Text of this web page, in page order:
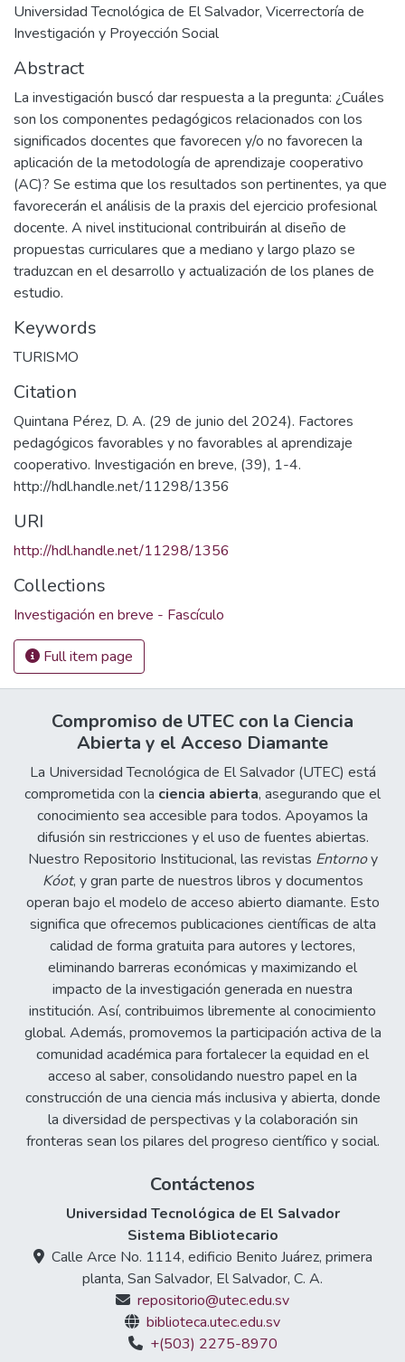
Universidad Tecnológica de El Salvador, Vicerrectoría de
Investigación y Proyección Social
Abstract
La investigación buscó dar respuesta a la pregunta: ¿Cuáles
son los componentes pedagógicos relacionados con los
significados docentes que favorecen y/o no favorecen la
aplicación de la metodología de aprendizaje cooperativo
(AC)? Se estima que los resultados son pertinentes, ya que
favorecerán el análisis de la praxis del ejercicio profesional
docente. A nivel institucional contribuirán al diseño de
propuestas curriculares que a mediano y largo plazo se
traduzcan en el desarrollo y actualización de los planes de
estudio.
Keywords
TURISMO
Citation
Quintana Pérez, D. A. (29 de junio del 2024). Factores
pedagógicos favorables y no favorables al aprendizaje
cooperativo. Investigación en breve, (39), 1-4.
http://hdl.handle.net/11298/1356
URI
http://hdl.handle.net/11298/1356
Collections
Investigación en breve - Fascículo
Full item page
Compromiso de UTEC con la Ciencia
Abierta y el Acceso Diamante
La Universidad Tecnológica de El Salvador (UTEC) está
comprometida con la ciencia abierta, asegurando que el
conocimiento sea accesible para todos. Apoyamos la
difusión sin restricciones y el uso de fuentes abiertas.
Nuestro Repositorio Institucional, las revistas Entornoy
Kóot, y gran parte de nuestros libros y documentos
operan bajo el modelo de acceso abierto diamante. Esto
significa que ofrecemos publicaciones científicas de alta
calidad de forma gratuita para autores y lectores,
eliminando barreras económicas y maximizando el
impacto de la investigación generada en nuestra
institución. Así, contribuimos libremente al conocimiento
global. Además, promovemos la participación activa de la
comunidad académica para fortalecer la equidad en el
acceso al saber, consolidando nuestro papel en la
construcción de una ciencia más inclusiva y abierta, donde
la diversidad de perspectivas y la colaboración sin
fronteras sean los pilares del progreso científico y social.
Contáctenos
Universidad Tecnológica de El Salvador
Sistema Bibliotecario
Calle Arce No. 1114, edificio Benito Juárez, primera
planta, San Salvador, El Salvador, C. A.
repositorio@utec.edu.sv
biblioteca.utec.edu.sv
+(503) 2275-8970